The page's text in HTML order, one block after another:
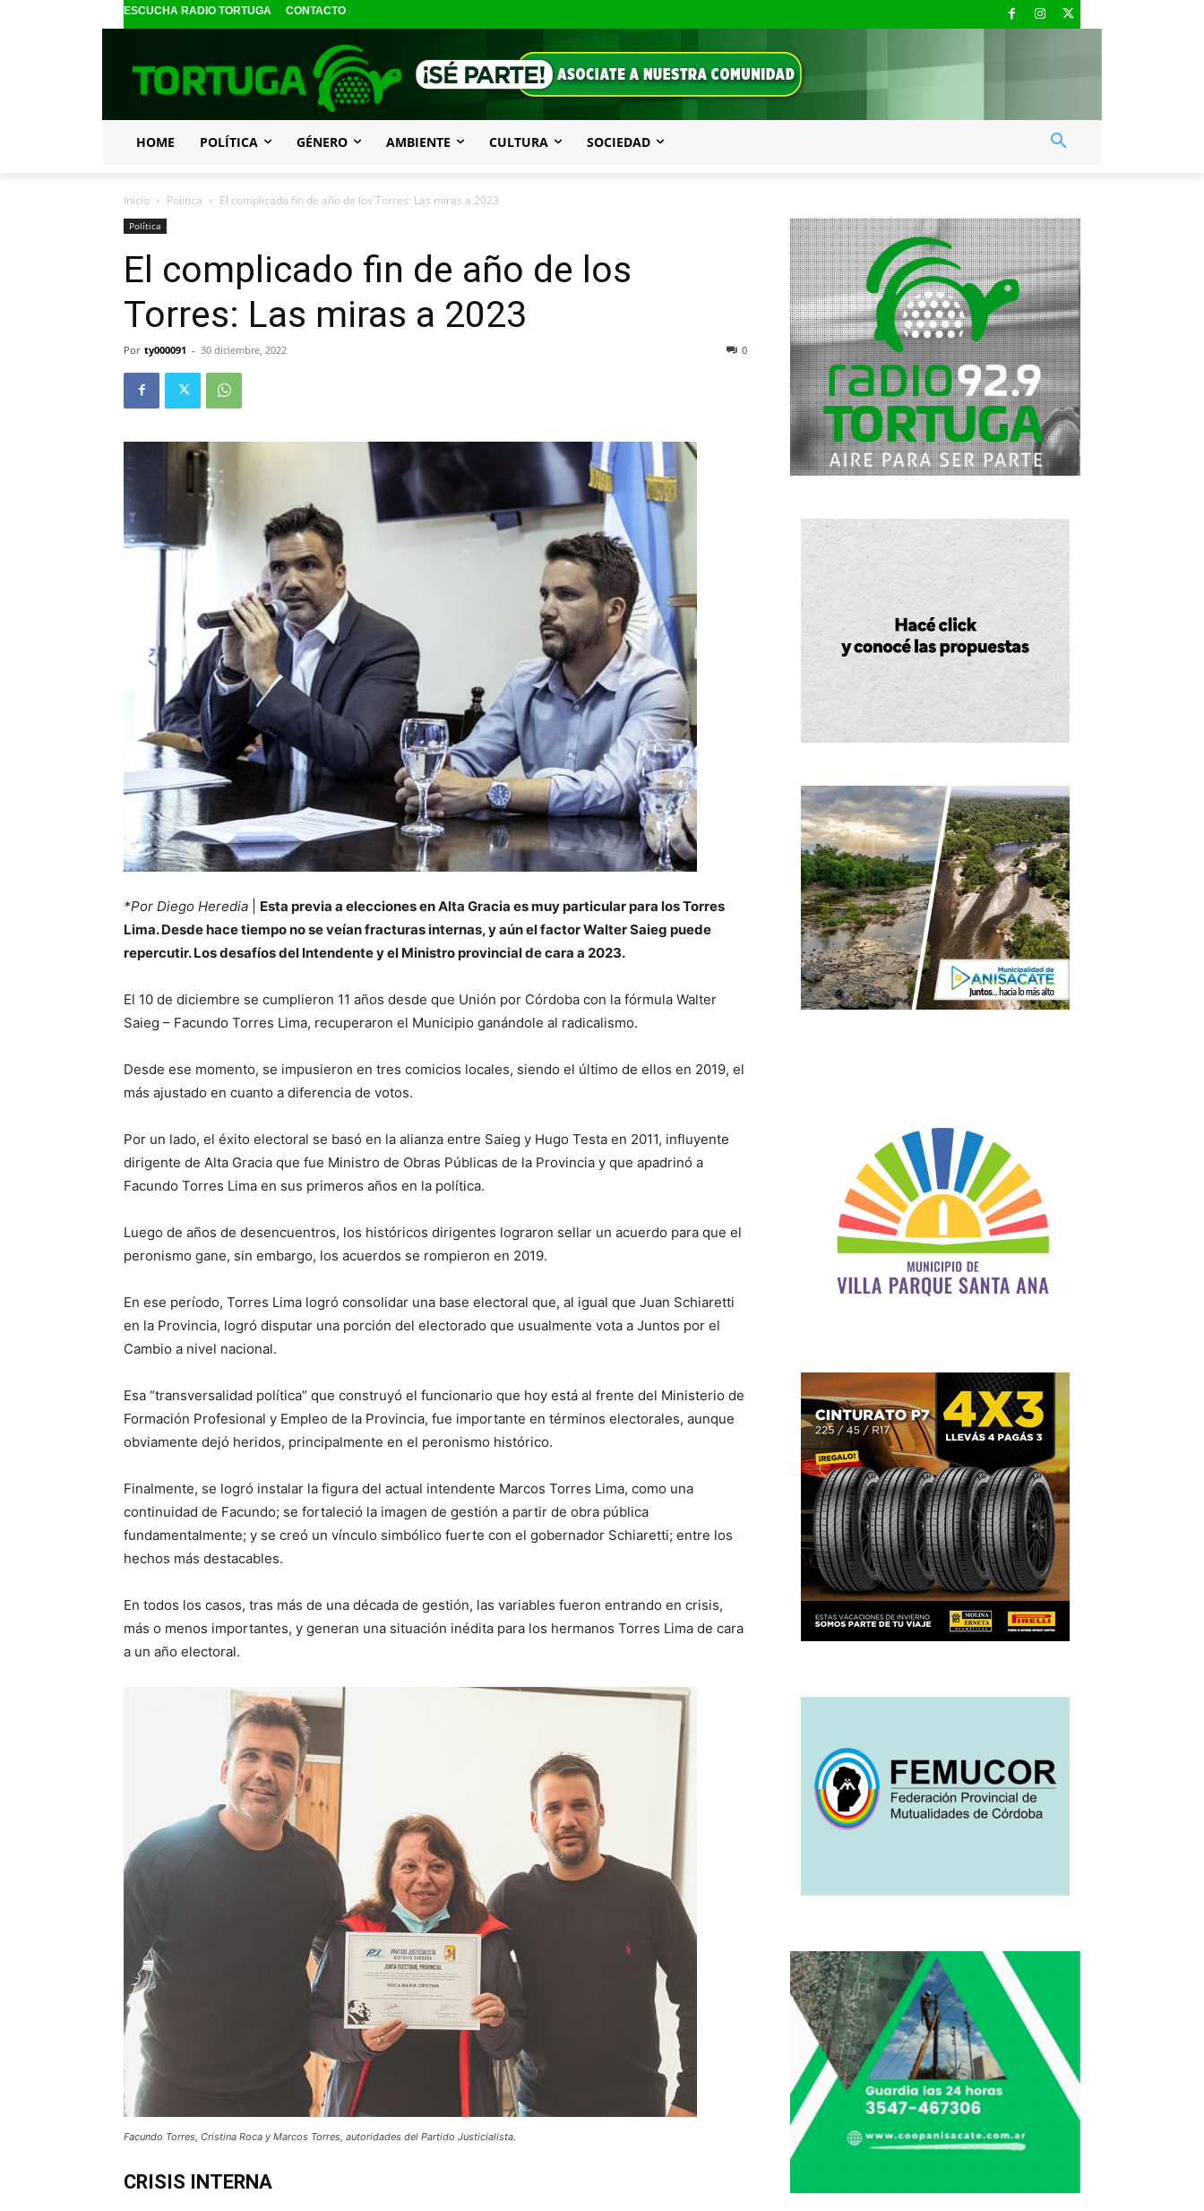
ESCUCHA RADIO TORTUGA CONTACTO
HOME POLÍTICA GÉNERO AMBIENTE CULTURA SOCIEDAD
Inicio Política El complicado fin de año de los Torres: Las miras a 2023
Política
El complicado fin de año de los
Torres: Las miras a 2023
Por ty000091 - 30 diciembre, 2022 0
*Por Diego Heredia
Esta previa a elecciones en Alta Gracia es muy particular para los Torres
Lima. Desde hace tiempo no se veían fracturas internas, y aún el factor Walter Saieg puede
repercutir. Los desafíos del Intendente y el Ministro provincial de cara a 2023.
El 10 de diciembre se cumplieron 11 años desde que Unión por Córdoba con la fórmula Walter
Saieg – Facundo Torres Lima, recuperaron el Municipio ganándole al radicalismo.
Desde ese momento, se impusieron en tres comicios locales, siendo el último de ellos en 2019, el
más ajustado en cuanto a diferencia de votos.
Por un lado, el éxito electoral se basó en la alianza entre Saieg y Hugo Testa en 2011, influyente
dirigente de Alta Gracia que fue Ministro de Obras Públicas de la Provincia y que apadrinó a
Facundo Torres Lima en sus primeros años en la política.
Luego de años de desencuentros, los históricos dirigentes lograron sellar un acuerdo para que el
peronismo gane, sin embargo, los acuerdos se rompieron en 2019.
En ese período, Torres Lima logró consolidar una base electoral que, al igual que Juan Schiaretti
en la Provincia, logró disputar una porción del electorado que usualmente vota a Juntos por el
Cambio a nivel nacional.
Esa “transversalidad política” que construyó el funcionario que hoy está al frente del Ministerio de
Formación Profesional y Empleo de la Provincia, fue importante en términos electorales, aunque
obviamente dejó heridos, principalmente en el peronismo histórico.
Finalmente, se logró instalar la figura del actual intendente Marcos Torres Lima, como una
continuidad de Facundo; se fortaleció la imagen de gestión a partir de obra pública
fundamentalmente; y se creó un vínculo simbólico fuerte con el gobernador Schiaretti; entre los
hechos más destacables.
En todos los casos, tras más de una década de gestión, las variables fueron entrando en crisis,
más o menos importantes, y generan una situación inédita para los hermanos Torres Lima de cara
a un año electoral.
Facundo Torres, Cristina Roca y Marcos Torres, autoridades del Partido Justicialista.
CRISIS INTERNA